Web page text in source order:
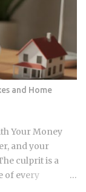
keep tier
forcing
Distributed
globally,
machine
of global
inference
specific
as
nodes to
and Home
Your Money
and your
culprit is a
of every